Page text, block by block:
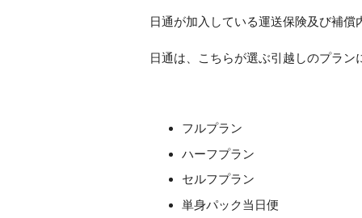
日通が加入している運送保険及び補償
日通は、こちらが選ぶ引越しのプラ
フルプラン
ハーフプラン
セルフプラン
単身パック当日便